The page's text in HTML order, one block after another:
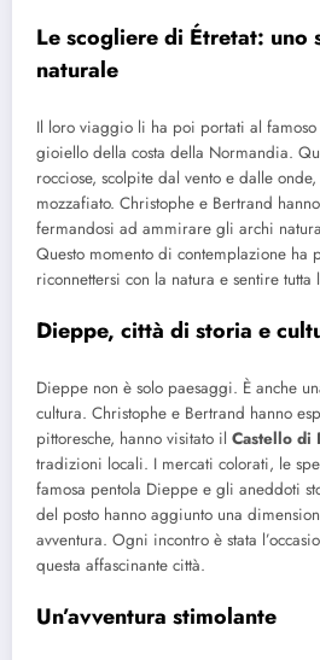
Le scogliere di Étretat: uno
naturale
Il loro viaggio li ha poi portati al famoso
gioiello della costa della Normandia.
rocciose, scolpite dal vento e dalle
mozzafiato. Christophe e Bertrand
fermandosi ad ammirare gli archi
Questo momento di contemplazione ha
riconnettersi con la natura e sentire
Dieppe, città di storia e
Dieppe non è solo paesaggi. È anche
cultura. Christophe e Bertrand hanno
pittoresche, hanno visitato il Castello di
tradizioni locali. I mercati colorati, le
famosa pentola Dieppe e gli aneddoti
del posto hanno aggiunto una
avventura. Ogni incontro è stata
questa affascinante città.
Un’avventura stimolante